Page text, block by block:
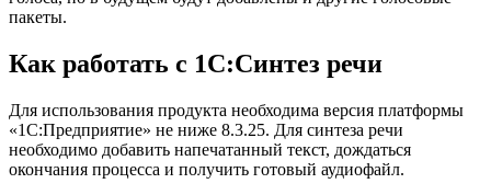
пакеты.
Как работать с 1С:Синтез речи
Для использования продукта необходима версия платформы
«1С:Предприятие» не ниже 8.3.25. Для синтеза речи
необходимо добавить напечатанный текст, дождаться
окончания процесса и получить готовый аудиофайл.